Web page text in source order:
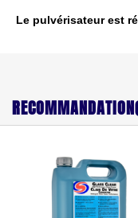
Le pulvérisateur est